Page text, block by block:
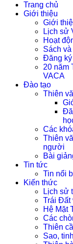
Trang chủ
Giới thiệu
Giới
Lịch sử
Hoạt
Sách
Đăng
20 năm
VACA
Đào tạo
Thiên
Các
Thiên
người
Bài
Tin tức
Tin nổi
Kiến thức
Lịch sử
Trái Đất
Hệ Mặt
Các
Thiên
Sao,